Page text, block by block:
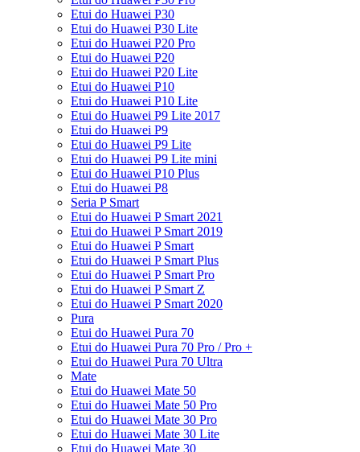
Etui do Huawei P30
Etui do Huawei P30 Lite
Etui do Huawei P20 Pro
Etui do Huawei P20
Etui do Huawei P20 Lite
Etui do Huawei P10
Etui do Huawei P10 Lite
Etui do Huawei P9 Lite 2017
Etui do Huawei P9
Etui do Huawei P9 Lite
Etui do Huawei P9 Lite mini
Etui do Huawei P10 Plus
Etui do Huawei P8
Seria P Smart
Etui do Huawei P Smart 2021
Etui do Huawei P Smart 2019
Etui do Huawei P Smart
Etui do Huawei P Smart Plus
Etui do Huawei P Smart Pro
Etui do Huawei P Smart Z
Etui do Huawei P Smart 2020
Pura
Etui do Huawei Pura 70
Etui do Huawei Pura 70 Pro / Pro +
Etui do Huawei Pura 70 Ultra
Mate
Etui do Huawei Mate 50
Etui do Huawei Mate 50 Pro
Etui do Huawei Mate 30 Pro
Etui do Huawei Mate 30 Lite
Etui do Huawei Mate 30